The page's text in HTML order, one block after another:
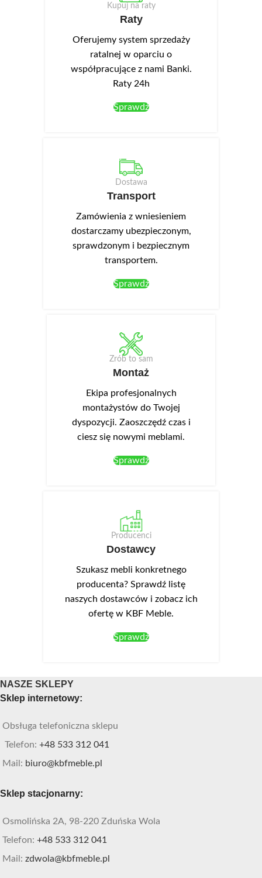
Kupuj na raty
Raty
Oferujemy system sprzedaży
ratalnej w oparciu o
współpracujące z nami Banki.
Raty 24h
Sprawdź
Dostawa
Transport
Zamówienia z wniesieniem
dostarczamy ubezpieczonym,
sprawdzonym i bezpiecznym
transportem.
Sprawdź
Zrób to sam
Montaż
Ekipa profesjonalnych
montażystów do Twojej
dyspozycji. Zaoszczędź czas i
ciesz się nowymi meblami.
Sprawdź
Producenci
Dostawcy
Szukasz mebli konkretnego
producenta? Sprawdź listę
naszych dostawców i zobacz ich
ofertę w KBF Meble.
Sprawdź
NASZE SKLEPY
Sklep internetowy:
Obsługa telefoniczna sklepu
Telefon: +48 533 312 041
Mail: biuro@kbfmeble.pl
Sklep stacjonarny:
Osmolińska 2A, 98-220 Zduńska Wola
Telefon: +48 533 312 041
Mail: zdwola@kbfmeble.pl